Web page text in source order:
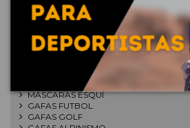
POR DEPORTES
GAFAS BALONCESTO
GAFAS BUCEO
GAFAS CICLISMO
GAFAS CONDUCCIÓN
GAFAS PARA DEPORTES NÁUTICOS
MÁSCARAS ESQUÍ
GAFAS FUTBOL
GAFAS GOLF